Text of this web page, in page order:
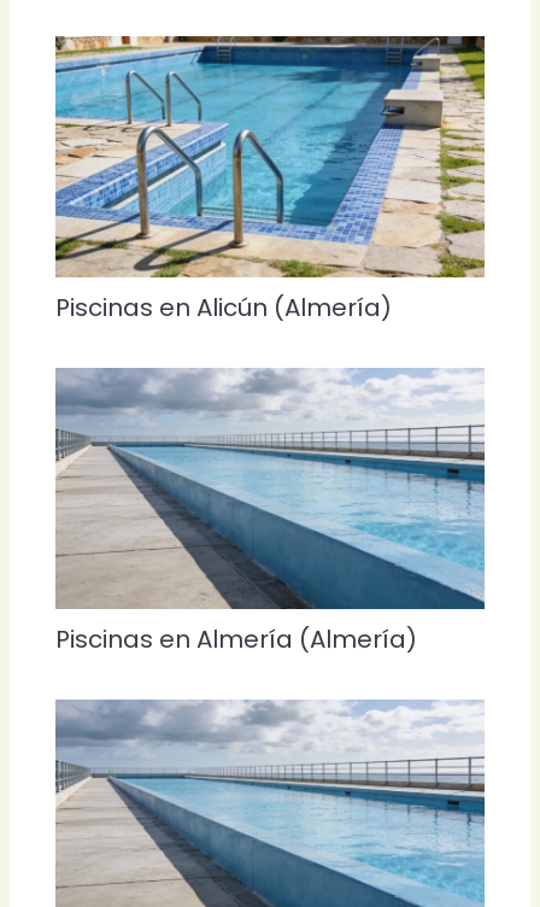
Piscinas en Alicún (Almería)
Piscinas en Almería (Almería)